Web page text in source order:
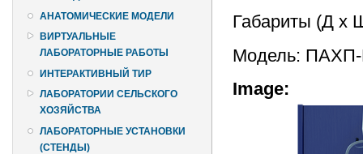
АНАТОМИЧЕСКИЕ МОДЕЛИ
ВИРТУАЛЬНЫЕ
ЛАБОРАТОРНЫЕ РАБОТЫ
ИНТЕРАКТИВНЫЙ ТИР
ЛАБОРАТОРИИ СЕЛЬСКОГО
ХОЗЯЙСТВА
ЛАБОРАТОРНЫЕ УСТАНОВКИ
(СТЕНДЫ)
Габариты (Д х
Модель:
Image: